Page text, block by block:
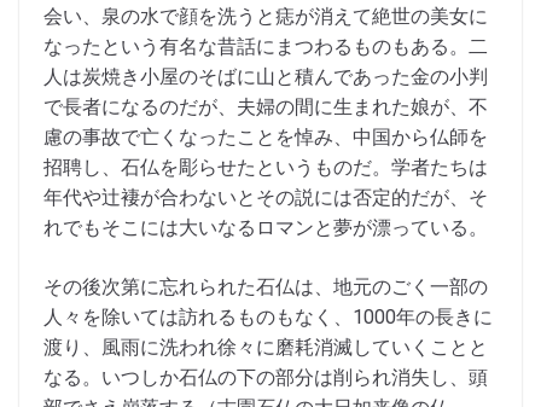
会い、泉の水で顔を洗うと痣が消えて絶世の美女に
なったという有名な昔話にまつわるものもある。二
人は炭焼き小屋のそばに山と積んであった金の小判
で長者になるのだが、夫婦の間に生まれた娘が、不
慮の事故で亡くなったことを悼み、中国から仏師を
招聘し、石仏を彫らせたというものだ。学者たちは
年代や辻褄が合わないとその説には否定的だが、そ
れでもそこには大いなるロマンと夢が漂っている。
その後次第に忘れられた石仏は、地元のごく一部の
人々を除いては訪れるものもなく、1000年の長きに
渡り、風雨に洗われ徐々に磨耗消滅していくことと
なる。いつしか石仏の下の部分は削られ消失し、頭